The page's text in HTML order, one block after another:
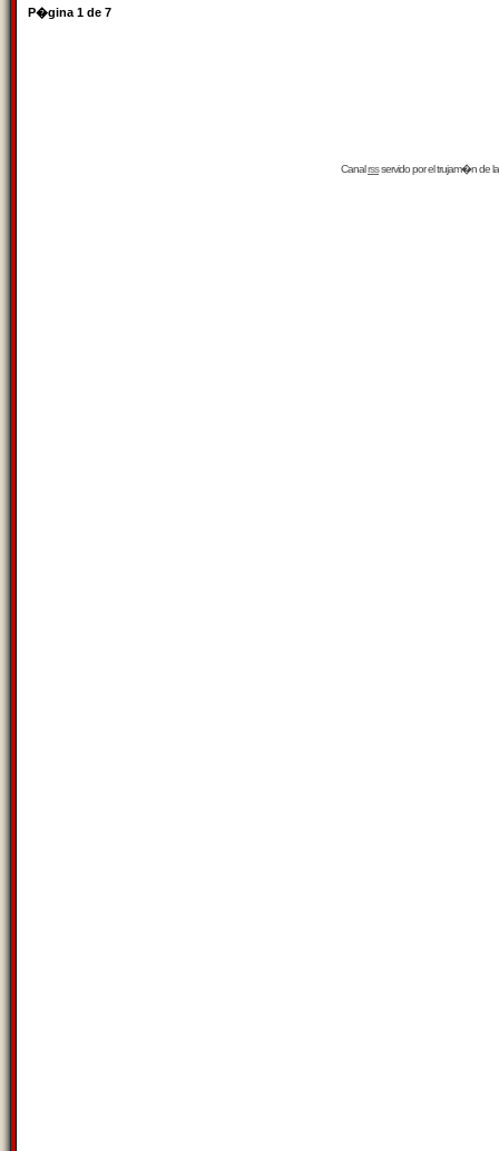
P�gina 1 de 7
Canalrssservido por eltrujam�nde